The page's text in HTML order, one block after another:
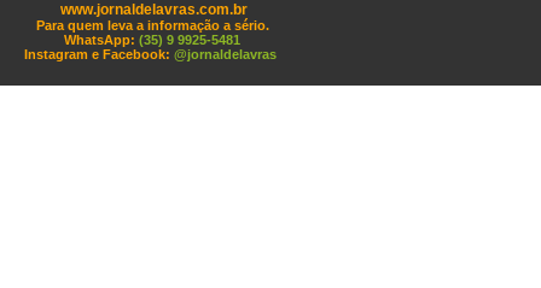
www.jornaldelavras.com.br
Para quem leva a informação a sério.
WhatsApp: (35) 9 9925-5481
Instagram e Facebook: @jornaldelavras